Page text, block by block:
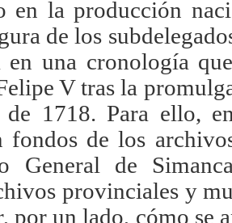
en la producción
de los
en una cronología
V tras la
1718. Para ello,
fondos de los
General de
provinciales y
por un lado, cómo se